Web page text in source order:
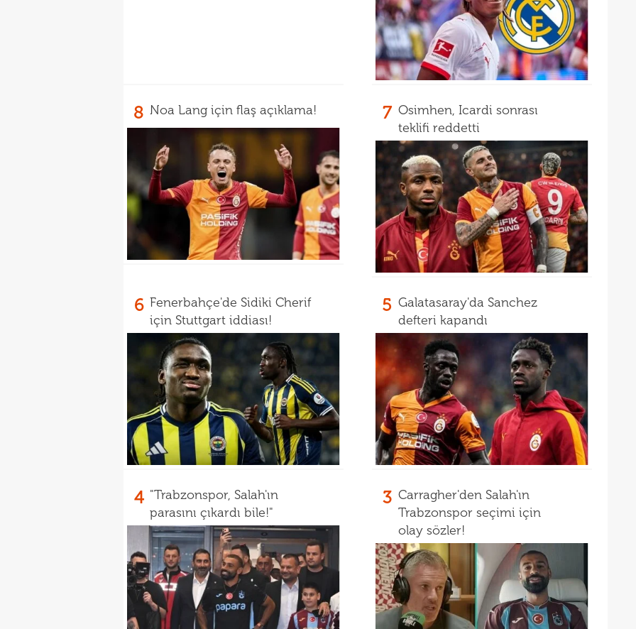
8 Noa Lang için flaş açıklama! 7 Osimhen, Icardi sonrası
teklifi reddetti
6 Fenerbahçe'de Sidiki Cherif
için Stuttgart iddiası!
5 Galatasaray'da Sanchez
defteri kapandı
4 "Trabzonspor, Salah'ın
parasını çıkardı bile!"
3 Carragher'den Salah'ın
Trabzonspor seçimi için
olay sözler!